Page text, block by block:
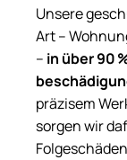
Unsere
Art –
– in über 90
präzisem
sorgen wir